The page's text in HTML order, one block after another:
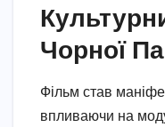
Чорної
Фільм став
впливаючи на